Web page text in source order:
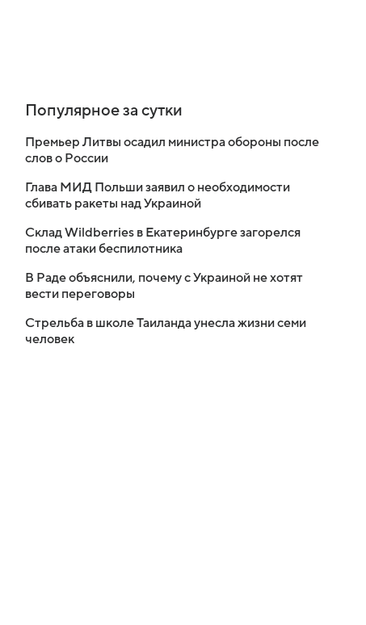
Популярное за сутки
Премьер Литвы осадил министра обороны после
слов о России
Глава МИД Польши заявил о необходимости
сбивать ракеты над Украиной
Склад Wildberries в Екатеринбурге загорелся
после атаки беспилотника
В Раде объяснили, почему с Украиной не хотят
вести переговоры
Стрельба в школе Таиланда унесла жизни семи
человек